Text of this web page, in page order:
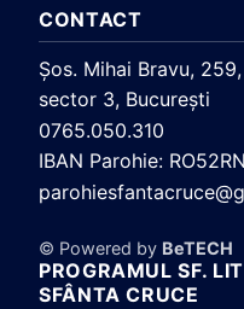
CONTACT
Şos. Mihai Bravu, 259,
sector 3, Bucureşti
0765.050.310
IBAN Parohie:
© Powered by BeTECH
PROGRAMUL SF.
SFÂNTA CRUCE